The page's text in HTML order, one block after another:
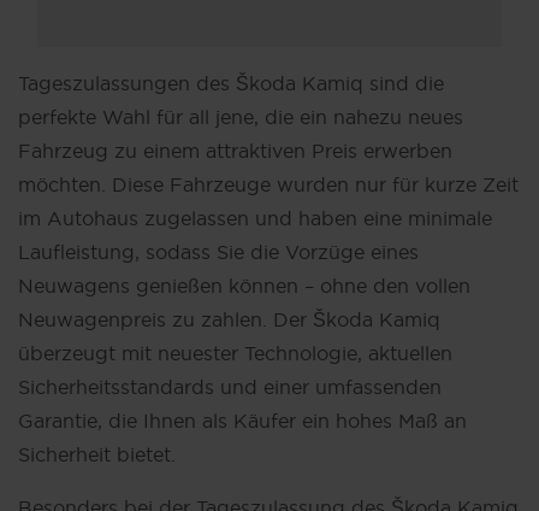
Tageszulassungen des Škoda Kamiq sind die
perfekte Wahl für all jene, die ein nahezu neues
Fahrzeug zu einem attraktiven Preis erwerben
möchten. Diese Fahrzeuge wurden nur für kurze Zeit
im Autohaus zugelassen und haben eine minimale
Laufleistung, sodass Sie die Vorzüge eines
Neuwagens genießen können – ohne den vollen
Neuwagenpreis zu zahlen. Der Škoda Kamiq
überzeugt mit neuester Technologie, aktuellen
Sicherheitsstandards und einer umfassenden
Garantie, die Ihnen als Käufer ein hohes Maß an
Sicherheit bietet.